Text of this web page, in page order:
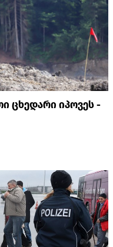
ცხედარი იპოვეს -